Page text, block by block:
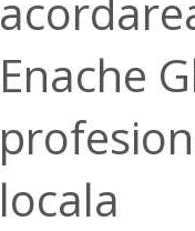
Enache
locala